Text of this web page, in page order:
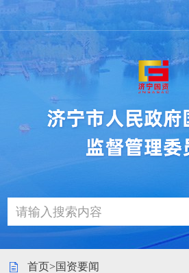
首页>国资要闻